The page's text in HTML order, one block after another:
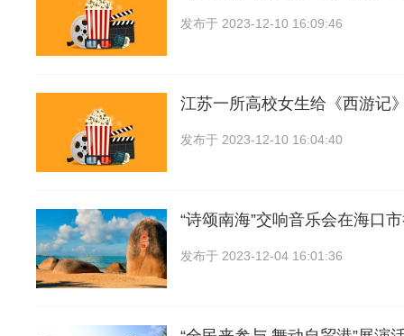
发布于 2023-12-10 16:09:46
江苏一所高校女生给《西游记
发布于 2023-12-10 16:04:40
“诗颂南海”交响音乐会在海口
发布于 2023-12-04 16:01:36